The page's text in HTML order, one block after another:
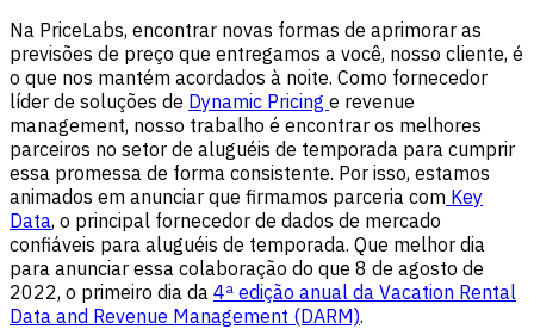
Na PriceLabs, encontrar novas formas de aprimorar as
previsões de preço que entregamos a você, nosso cliente, é
o que nos mantém acordados à noite. Como fornecedor
líder de soluções de Dynamic Pricing e revenue
management, nosso trabalho é encontrar os melhores
parceiros no setor de aluguéis de temporada para cumprir
essa promessa de forma consistente. Por isso, estamos
animados em anunciar que firmamos parceria com Key
Data, o principal fornecedor de dados de mercado
confiáveis para aluguéis de temporada. Que melhor dia
para anunciar essa colaboração do que 8 de agosto de
2022, o primeiro dia da 4ª edição anual da Vacation Rental
Data and Revenue Management (DARM).